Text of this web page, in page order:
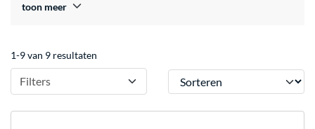
toon meer
1-9 van 9 resultaten
Filters Sorteren